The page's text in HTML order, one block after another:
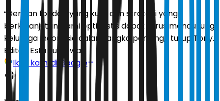
“Dengan fondasi yang kuat dan strategi yang
berkelanjutan, kami optimistis dapat terus mendukung
keluarga Indonesia dalam jangka panjang,” tutup Tony.
Editor: Estu Suryowati
Ikuti kami di Google